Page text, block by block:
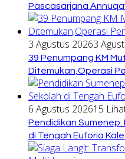
Pascasarjana
3 Agustus 20263
39 Penumpang KM
Ditemukan,Operasi
6 Agustus 202615
Pendidikan Sumenep:
di Tengah Euforia